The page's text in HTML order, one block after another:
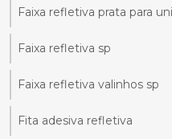
Faixa refletiva prata para
Faixa refletiva sp
Faixa refletiva valinhos sp
Fita adesiva refletiva